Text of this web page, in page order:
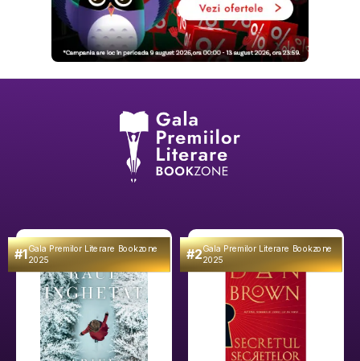
#1Gala Premilor Literare Bookzone
2025 #2Gala Premilor Literare Bookzone
2025